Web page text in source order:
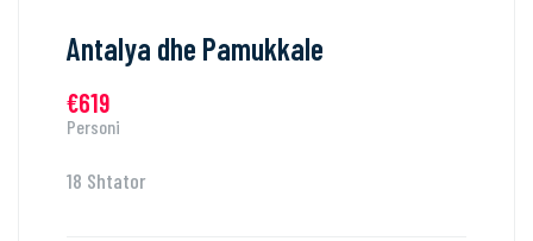
Antalya dhe Pamukkale
€619
Personi
18 Shtator